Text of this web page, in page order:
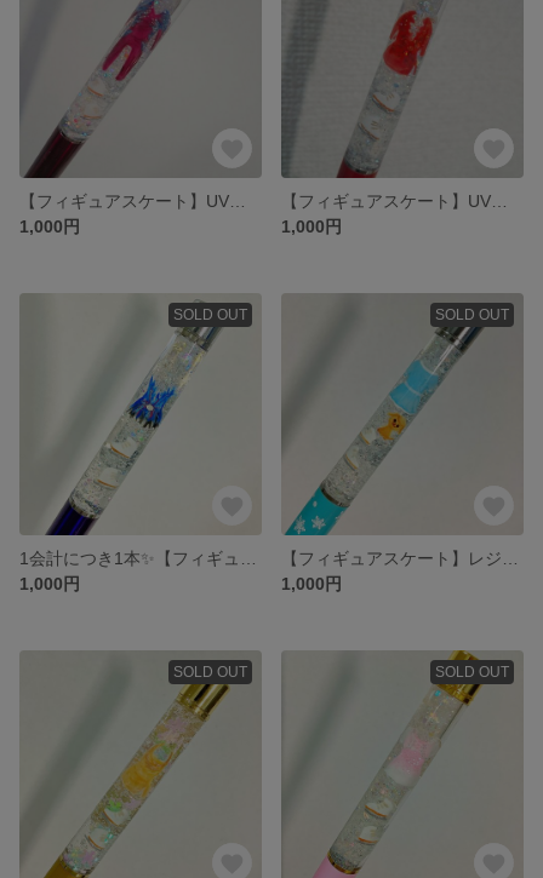
1,000円
1,000円
SOLD OUT
1,000円
SOLD OUT
1,000円
SOLD OUT SOLD OUT